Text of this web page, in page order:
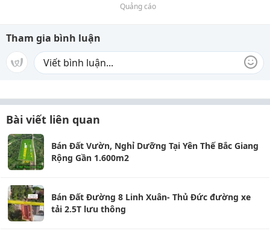
Quảng cáo
Tham gia bình luận
Bài viết liên quan
Bán Đất Vườn, Nghỉ Dưỡng Tại Yên Thế Bắc Giang
Rộng Gần 1.600m2
Bán Đất Đường 8 Linh Xuân- Thủ Đức đường xe
tải 2.5T lưu thông